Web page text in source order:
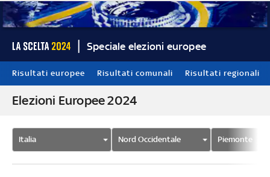
Speciale elezioni europee
Risultati europee Risultati comunali Risultati regionali
Elezioni Europee 2024
Italia Nord Occidentale Piemonte